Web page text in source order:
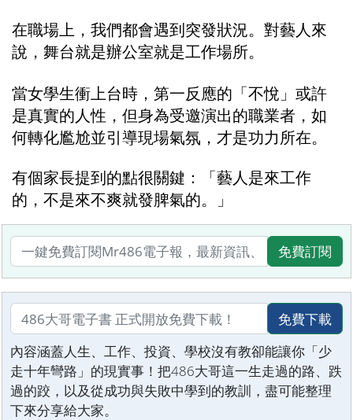
在職場上，我們都會遇到突發狀況。對藝人來
說，舞台就是辦公室就是工作場所。
當女學生衝上台時，第一反應的「不悅」或許
是真實的人性，但身為受邀演出的職業者，如
何轉化尷尬並引導現場氣氛，才是功力所在。
有個家長提到的點很關鍵：「藝人是來工作
的，不是來不爽就發脾氣的。」
免費訂閱
免費下載
內容涵蓋人生、工作、投資、學校沒有教卻能讓你「少
走十年彎路」的現實事！把486大哥這一生走過的路、跌
過的跤，以及從成功與失敗中學到的教訓，盡可能整理
下來分享給大家。